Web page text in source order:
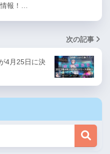
報！…
次の記事
4月25日に決